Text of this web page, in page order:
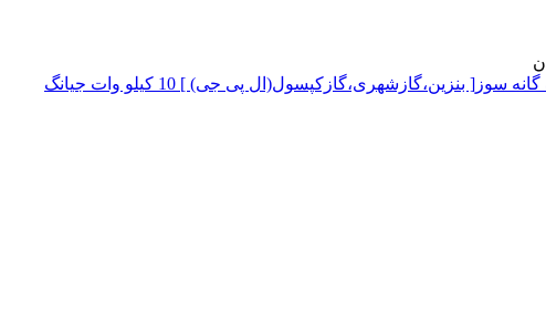
موتور برق سه گانه سوز[ بنزین،گازشهری،گازکپسول(ال پی جی) ] 10 کیلو وات جیانگ